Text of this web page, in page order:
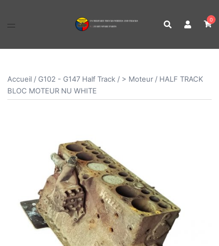
0
Accueil / G102 - G147 Half Track / > Moteur / HALF TRACK
BLOC MOTEUR NU WHITE